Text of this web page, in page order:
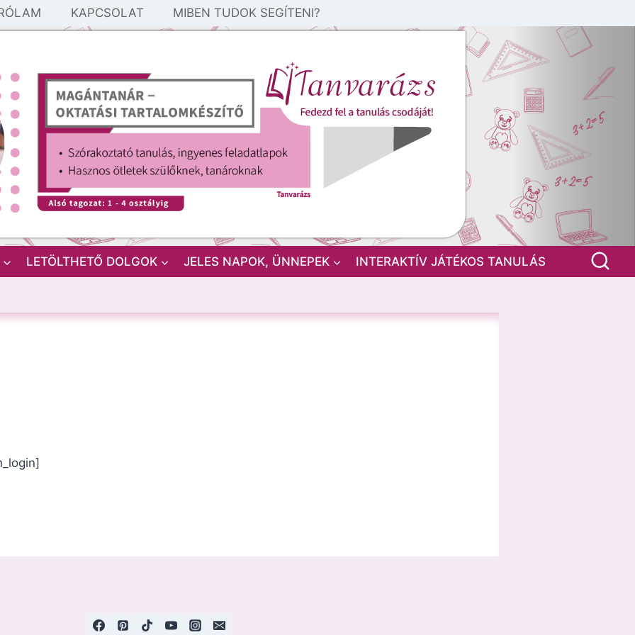
KAPCSOLAT MIBEN TUDOK SEGÍTENI?
LETÖLTHETŐ DOLGOK JELES NAPOK, ÜNNEPEK INTERAKTÍV JÁTÉKOS TANULÁS